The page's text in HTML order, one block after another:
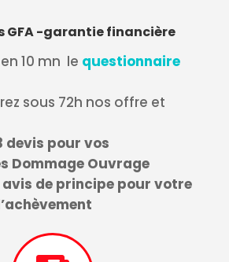
GFA -garantie financière
10 mn le questionnaire
sous 72h nos offre et
devis pour vos
Dommage Ouvrage
avis de principe pour votre